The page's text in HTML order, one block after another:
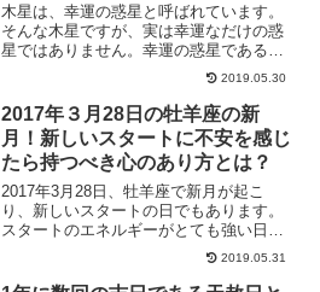
木星は、幸運の惑星と呼ばれています。
そんな木星ですが、実は幸運なだけの惑
星ではありません。幸運の惑星である木
星のことをきちんと理解することで、落
とし穴に苦しむことがなくなります。木
星の落とし穴とは？
2019.05.30
2017年３月28日の牡羊座の新
月！新しいスタートに不安を感じ
たら持つべき心のあり方とは？
2017年3月28日、牡羊座で新月が起こ
り、新しいスタートの日でもあります。
スタートのエネルギーがとても強い日
で、新しいスタートに不安を感じる方も
いらっしゃるはずです。そんな時にどう
すればいいのかについて、ご紹介しま
2019.05.31